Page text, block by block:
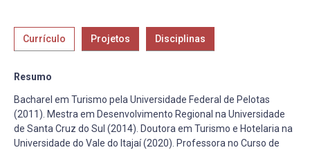
Currículo Projetos Disciplinas
Resumo
Bacharel em Turismo pela Universidade Federal de Pelotas
(2011). Mestra em Desenvolvimento Regional na Universidade
de Santa Cruz do Sul (2014). Doutora em Turismo e Hotelaria na
Universidade do Vale do Itajaí (2020). Professora no Curso de